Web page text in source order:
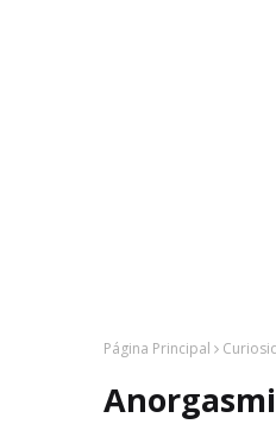
Página Principal